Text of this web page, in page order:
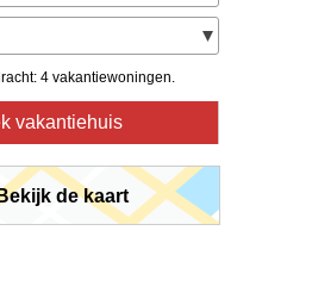
4 vakantiewoningen.
vakantiehuis
de kaart